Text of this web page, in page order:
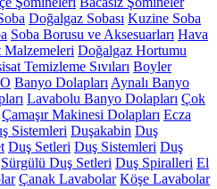
Doğalgaz Sobası Kuzine Soba
Soba Borusu ve Aksesuarları Hava
Malzemeleri Doğalgaz Hortumu
Temizleme Sıvıları Boyler
Banyo Dolapları Aynalı Banyo
Lavabolu Banyo Dolapları Çok
Çamaşır Makinesi Dolapları Ecza
Sistemleri Duşakabin Duş
Duş Setleri Duş Sistemleri Duş
Sürgülü Duş Setleri Duş Spiralleri El
Çanak Lavabolar Köşe Lavabolar